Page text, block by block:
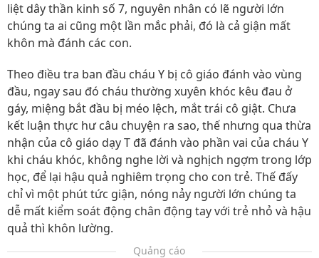
liệt dây thần kinh số 7, nguyên nhân có lẽ người lớn
chúng ta ai cũng một lần mắc phải, đó là cả giận mất
khôn mà đánh các con.
Theo điều tra ban đầu cháu Y bị cô giáo đánh vào vùng
đầu, ngay sau đó cháu thường xuyên khóc kêu đau ở
gáy, miệng bắt đầu bị méo lệch, mắt trái cô giật. Chưa
kết luận thực hư câu chuyện ra sao, thế nhưng qua thừa
nhận của cô giáo dạy T đã đánh vào phần vai của cháu Y
khi cháu khóc, không nghe lời và nghịch ngợm trong lớp
học, để lại hậu quả nghiêm trọng cho con trẻ. Thế đấy
chỉ vì một phút tức giận, nóng nảy người lớn chúng ta
dễ mất kiểm soát động chân động tay với trẻ nhỏ và hậu
quả thì khôn lường.
Quảng cáo